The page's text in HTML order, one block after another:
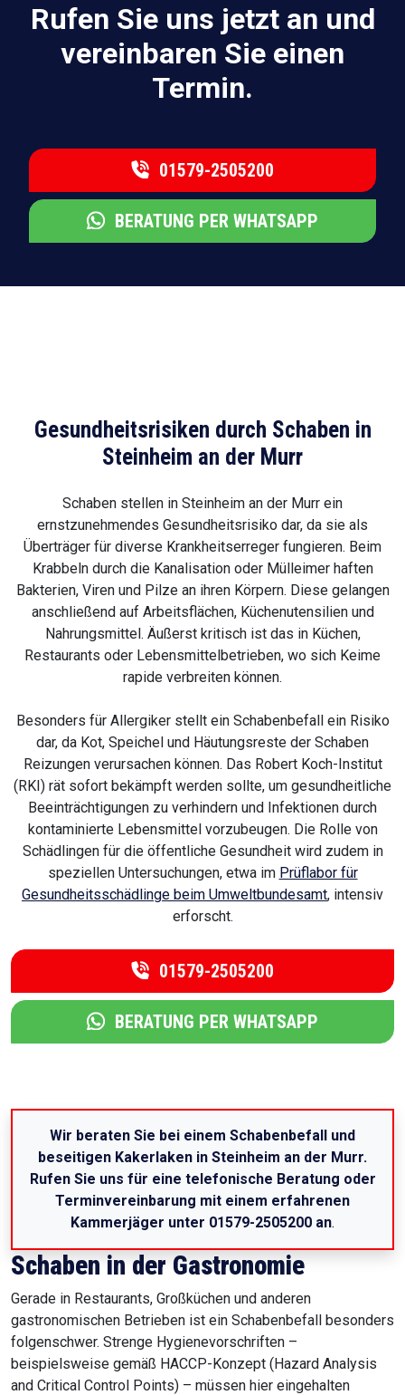
Rufen Sie uns jetzt an und
vereinbaren Sie einen
Termin.
01579-2505200
BERATUNG PER WHATSAPP
Gesundheitsrisiken durch Schaben in
Steinheim an der Murr
Schaben stellen in Steinheim an der Murr ein
ernstzunehmendes Gesundheitsrisiko dar, da sie als
Überträger für diverse Krankheitserreger fungieren. Beim
Krabbeln durch die Kanalisation oder Mülleimer haften
Bakterien, Viren und Pilze an ihren Körpern. Diese gelangen
anschließend auf Arbeitsflächen, Küchenutensilien und
Nahrungsmittel. Äußerst kritisch ist das in Küchen,
Restaurants oder Lebensmittelbetrieben, wo sich Keime
rapide verbreiten können.
Besonders für Allergiker stellt ein Schabenbefall ein Risiko
dar, da Kot, Speichel und Häutungsreste der Schaben
Reizungen verursachen können. Das Robert Koch-Institut
(RKI) rät sofort bekämpft werden sollte, um gesundheitliche
Beeinträchtigungen zu verhindern und Infektionen durch
kontaminierte Lebensmittel vorzubeugen. Die Rolle von
Schädlingen für die öffentliche Gesundheit wird zudem in
speziellen Untersuchungen, etwa im Prüflabor für
Gesundheitsschädlinge beim Umweltbundesamt, intensiv
erforscht.
01579-2505200
BERATUNG PER WHATSAPP
Wir beraten Sie bei einem Schabenbefall und
beseitigen Kakerlaken in Steinheim an der Murr.
Rufen Sie uns für eine telefonische Beratung oder
Terminvereinbarung mit einem erfahrenen
Kammerjäger unter 01579-2505200 an.
Schaben in der Gastronomie
Gerade in Restaurants, Großküchen und anderen
gastronomischen Betrieben ist ein Schabenbefall besonders
folgenschwer. Strenge Hygienevorschriften –
beispielsweise gemäß HACCP-Konzept (Hazard Analysis
and Critical Control Points) – müssen hier eingehalten